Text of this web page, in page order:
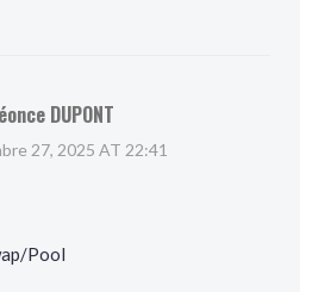
DUPONT
27, 2025 AT 22:41
Pool